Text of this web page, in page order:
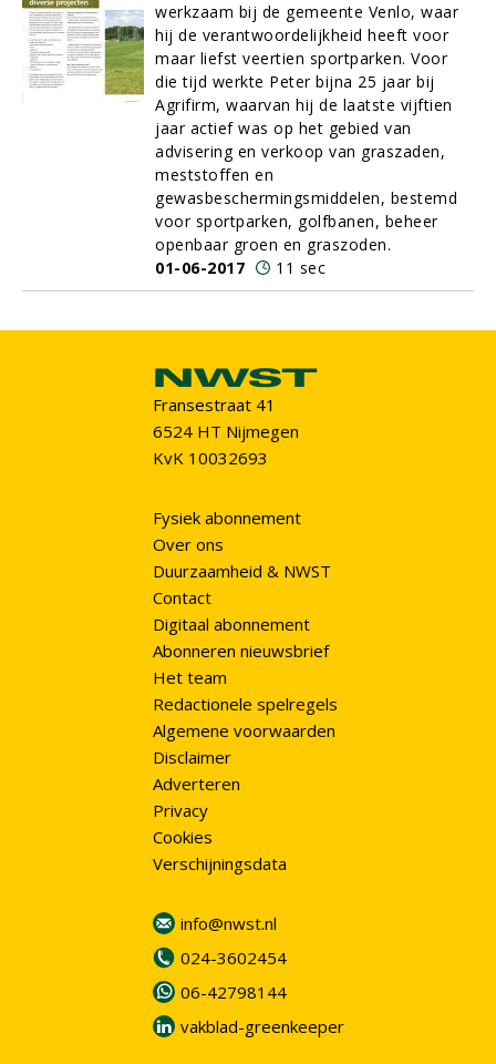
werkzaam bij de gemeente Venlo, waar
hij de verantwoordelijkheid heeft voor
maar liefst veertien sportparken. Voor
die tijd werkte Peter bijna 25 jaar bij
Agrifirm, waarvan hij de laatste vijftien
jaar actief was op het gebied van
advisering en verkoop van graszaden,
meststoffen en
gewasbeschermingsmiddelen, bestemd
voor sportparken, golfbanen, beheer
openbaar groen en graszoden.
01-06-2017
11 sec
Fransestraat 41
6524 HT Nijmegen
KvK 10032693
Fysiek abonnement
Over ons
Duurzaamheid & NWST
Contact
Digitaal abonnement
Abonneren nieuwsbrief
Het team
Redactionele spelregels
Algemene voorwaarden
Disclaimer
Adverteren
Privacy
Cookies
Verschijningsdata
info@nwst.nl
024-3602454
06-42798144
vakblad-greenkeeper